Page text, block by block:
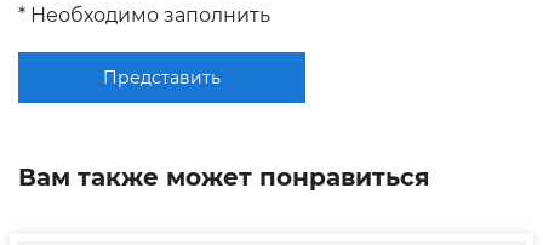
* Необходимо заполнить
Представить
Вам также может понравиться